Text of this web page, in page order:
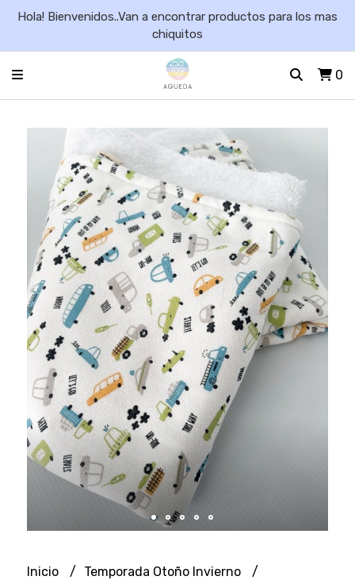
Hola! Bienvenidos..Van a encontrar productos para los mas
chiquitos
0
Inicio
Temporada Otoño Invierno